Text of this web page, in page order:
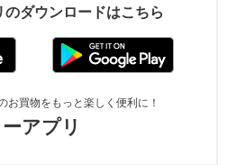
のダウンロードはこちら
お買物をもっと楽しく便利に！
アプリ